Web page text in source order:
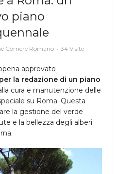
piano
Corriere Romano 34 Visite
approvato
la redazione di un piano
cura e manutenzione delle
su Roma. Questa
la gestione del verde
e la bellezza degli alberi